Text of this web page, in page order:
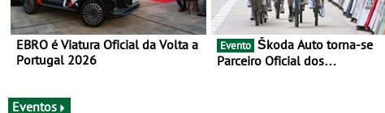
EBRO é Viatura Oficial da Volta a
Portugal 2026
Evento
Parceiro Oficial dos
Eventos